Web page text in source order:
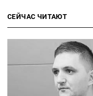
СЕЙЧАС ЧИТАЮТ